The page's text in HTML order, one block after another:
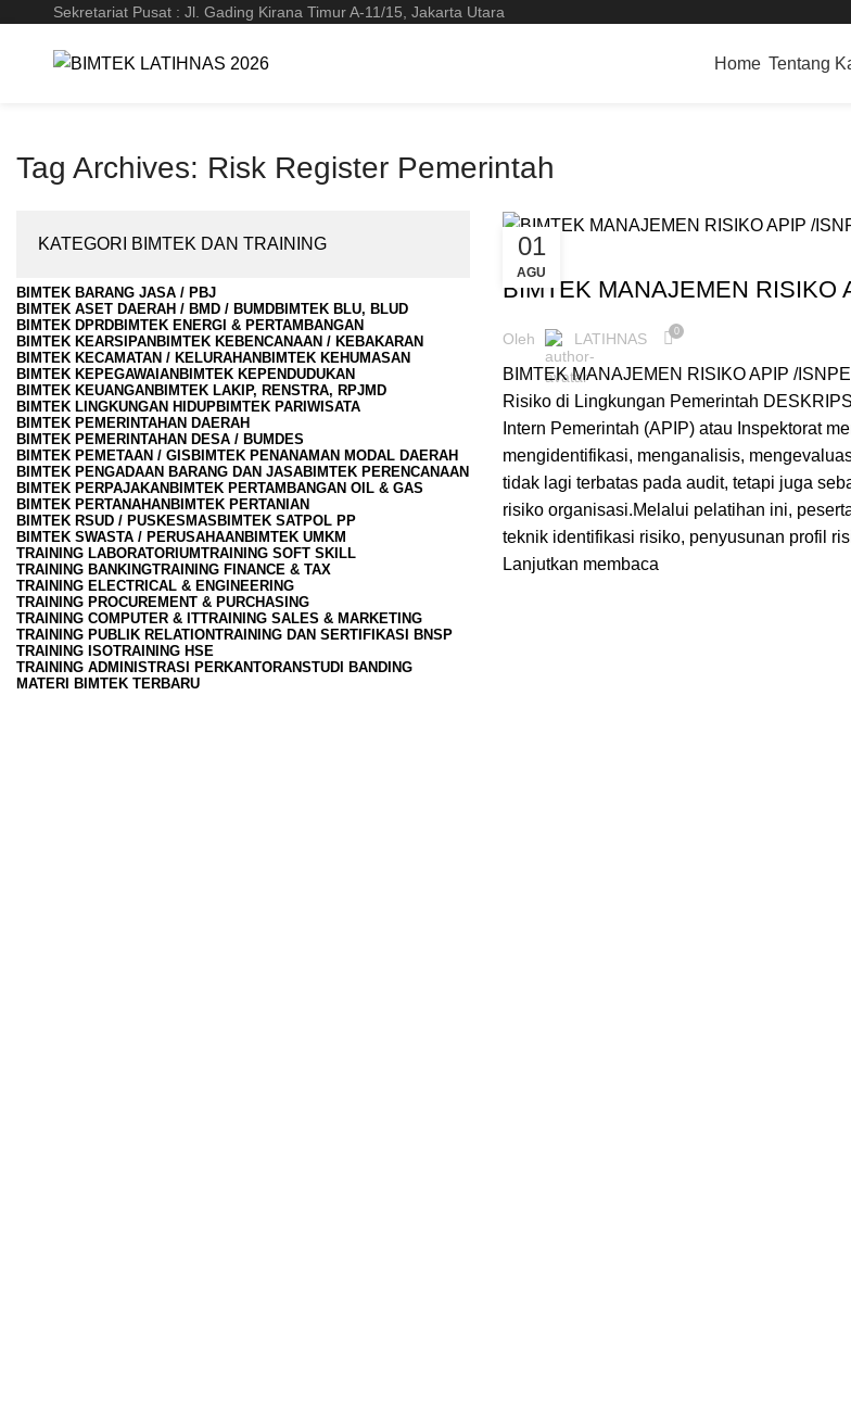
Sekretariat Pusat : Jl. Gading Kirana Timur A-11/15, Jakarta Utara
Home Tentang
Tag Archives: Risk Register Pemerintah
01
AGU
BIMTEK PEMERINTAHAN DAERAH
BIMTEK MANAJEMEN RISIKO
Oleh LATIHNAS 0
BIMTEK MANAJEMEN RISIKO APIP /
Risiko di Lingkungan Pemerintah
Intern Pemerintah (APIP) atau Inspektorat
mengidentifikasi, menganalisis,
tidak lagi terbatas pada audit, tetapi juga
risiko organisasi.Melalui pelatihan ini,
teknik identifikasi risiko, penyusunan profil
Lanjutkan membaca
KATEGORI BIMTEK DAN TRAINING
BIMTEK BARANG JASA / PBJ
BIMTEK ASET DAERAH / BMD / BUMDBIMTEK BLU, BLUD
BIMTEK DPRDBIMTEK ENERGI & PERTAMBANGAN
BIMTEK KEARSIPAN BIMTEK KEBENCANAAN / KEBAKARAN
BIMTEK KECAMATAN / KELURAHAN BIMTEK KEHUMASAN
BIMTEK KEPEGAWAIAN BIMTEK KEPENDUDUKAN
BIMTEK KEUANGAN BIMTEK LAKIP, RENSTRA, RPJMD
BIMTEK LINGKUNGAN HIDUPBIMTEK PARIWISATA
BIMTEK PEMERINTAHAN DAERAH
BIMTEK PEMERINTAHAN DESA / BUMDES
BIMTEK PEMETAAN / GIS BIMTEK PENANAMAN MODAL DAERAH
BIMTEK PENGADAAN BARANG DAN JASABIMTEK PERENCANAAN
BIMTEK PERPAJAKAN BIMTEK PERTAMBANGAN OIL & GAS
BIMTEK PERTANAHAN BIMTEK PERTANIAN
BIMTEK RSUD / PUSKESMAS BIMTEK SATPOL PP
BIMTEK SWASTA / PERUSAHAAN BIMTEK UMKM
TRAINING LABORATORIUMTRAINING SOFT SKILL
TRAINING BANKINGTRAINING FINANCE & TAX
TRAINING ELECTRICAL & ENGINEERING
TRAINING PROCUREMENT & PURCHASING
TRAINING COMPUTER & ITTRAINING SALES & MARKETING
TRAINING PUBLIK RELATIONTRAINING DAN SERTIFIKASI BNSP
TRAINING ISOTRAINING HSE
TRAINING ADMINISTRASI PERKANTORANSTUDI BANDING
MATERI BIMTEK TERBARU